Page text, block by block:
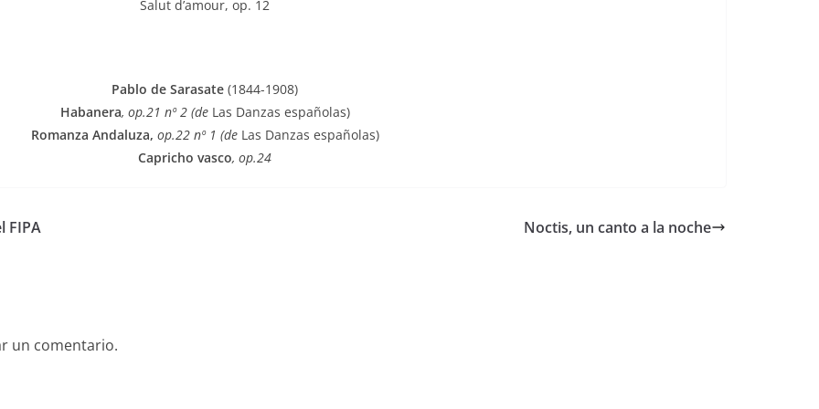
Salut d’amour, op. 12
Pablo de Sarasate (1844-1908)
Habanera, op.21 nº 2 (de Las Danzas españolas)
Romanza Andaluza, op.22 nº 1 (de Las Danzas españolas)
Capricho vasco, op.24
FIPA Noctis, un canto a la noche
un comentario.